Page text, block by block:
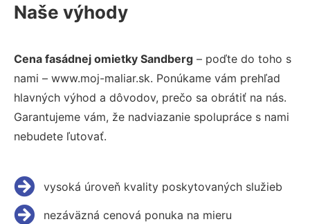
Naše výhody
Cena fasádnej omietky Sandberg – poďte do toho s
nami – www.moj-maliar.sk. Ponúkame vám prehľad
hlavných výhod a dôvodov, prečo sa obrátiť na nás.
Garantujeme vám, že nadviazanie spolupráce s nami
nebudete ľutovať.
vysoká úroveň kvality poskytovaných služieb
nezáväzná cenová ponuka na mieru